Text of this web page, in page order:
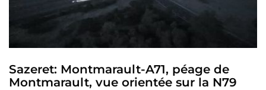
Sazeret: Montmarault-A71, péage de
Montmarault, vue orientée sur la N79